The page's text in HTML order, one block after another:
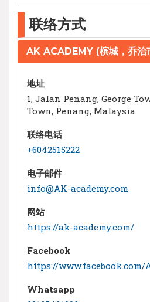
联络方式
AK ACADEMY (槟城，乔治
地址
1, Jalan Penang, George
Town, Penang, Malaysia
联络电话
+6042515222
电子邮件
info@AK-academy.com
网站
https://ak-academy.com/
Facebook
Whatsapp